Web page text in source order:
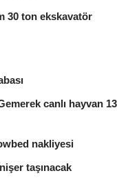
30 ton ekskavatör
canlı hayvan 13
nakliyesi
taşınacak